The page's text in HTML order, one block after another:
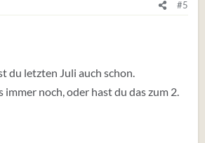
#5
du letzten Juli auch schon.
immer noch, oder hast du das zum 2.